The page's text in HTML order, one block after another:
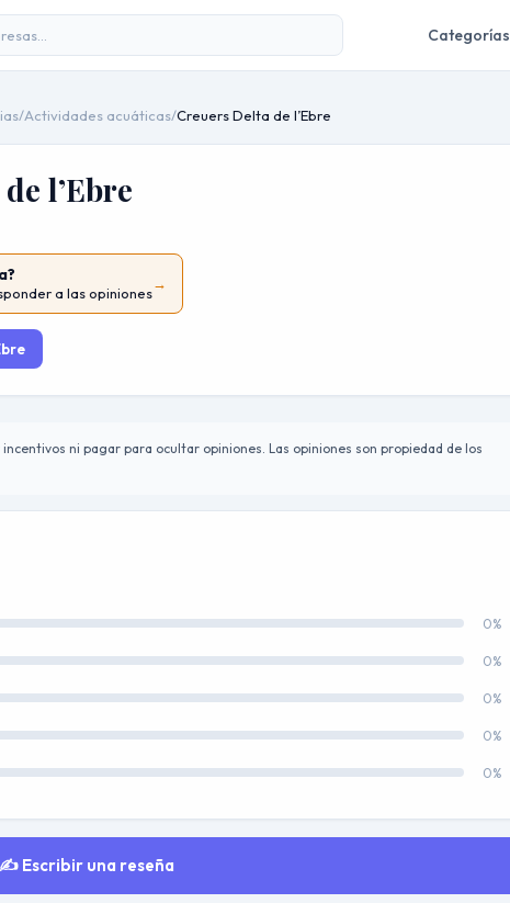
Categorías
/Actividades acuáticas/Creuers Delta de l’Ebre
l’Ebre
a las opiniones
→
ni pagar para ocultar opiniones. Las opiniones son propiedad de los
0%
0%
0%
0%
0%
✍️ Escribir una reseña